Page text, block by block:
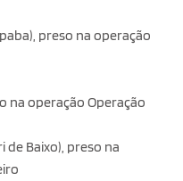
preso na operação
na operação Operação
de Baixo), preso na